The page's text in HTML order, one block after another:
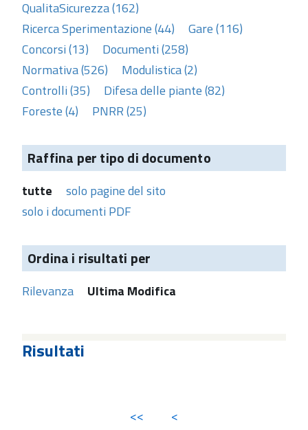
QualitaSicurezza (162)
Ricerca Sperimentazione (44)
Gare (116)
Concorsi (13)
Documenti (258)
Normativa (526)
Modulistica (2)
Controlli (35)
Difesa delle piante (82)
Foreste (4)
PNRR (25)
Raffina per tipo di documento
tutte
solo pagine del sito
solo i documenti PDF
Ordina i risultati per
Rilevanza Ultima Modifica
Risultati
<< <